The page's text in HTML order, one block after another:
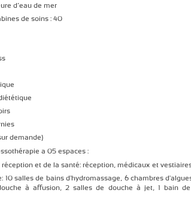
d’eau de mer
de soins : 40
demande)
a 05 espaces :
réception et de la santé: réception, médicaux et
10 salles de bains d'hydromassage, 6 chambres
à affusion, 2 salles de douche à jet, 1 bain